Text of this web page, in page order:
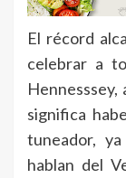
El récord
celebrar a
significa
tuneador,
hablan del